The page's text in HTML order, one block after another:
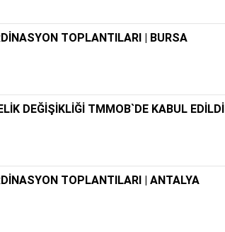
TOPLANTILARI | BURSA
DEĞİŞİKLİĞİ TMMOB`DE KABUL EDİLDİ
TOPLANTILARI | ANTALYA